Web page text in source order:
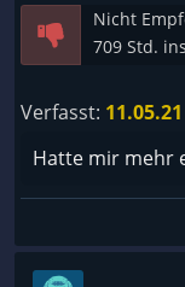
Nicht
709 Std.
Verfasst: 11.05.21
Hatte mir mehr